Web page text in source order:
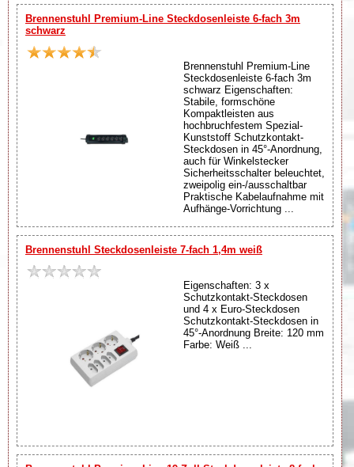
Brennenstuhl Premium-Line Steckdosenleiste 6-fach 3m
schwarz
Brennenstuhl Premium-Line
Steckdosenleiste 6-fach 3m
schwarz Eigenschaften:
Stabile, formschöne
Kompaktleisten aus
hochbruchfestem Spezial-
Kunststoff Schutzkontakt-
Steckdosen in 45°-Anordnung,
auch für Winkelstecker
Sicherheitsschalter beleuchtet,
zweipolig ein-/ausschaltbar
Praktische Kabelaufnahme mit
Aufhänge-Vorrichtung ...
Brennenstuhl Steckdosenleiste 7-fach 1,4m weiß
Eigenschaften: 3 x
Schutzkontakt-Steckdosen
und 4 x Euro-Steckdosen
Schutzkontakt-Steckdosen in
45°-Anordnung Breite: 120 mm
Farbe: Weiß ...